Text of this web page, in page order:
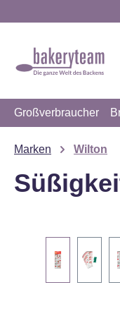
Großverbraucher
Marken Wilton